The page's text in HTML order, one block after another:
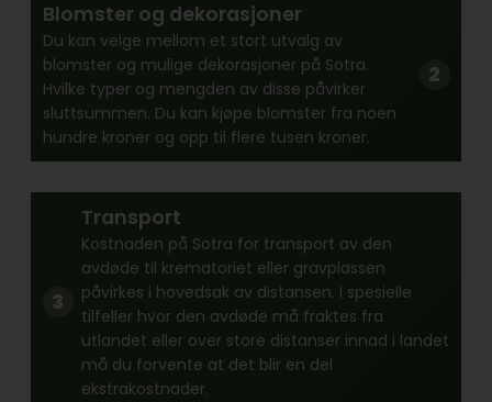
Blomster og dekorasjoner
Du kan velge mellom et stort utvalg av
blomster og mulige dekorasjoner på Sotra.
Hvilke typer og mengden av disse påvirker
sluttsummen. Du kan kjøpe blomster fra noen
hundre kroner og opp til flere tusen kroner.
Transport
Kostnaden på Sotra for transport av den
avdøde til krematoriet eller gravplassen
påvirkes i hovedsak av distansen. I spesielle
tilfeller hvor den avdøde må fraktes fra
utlandet eller over store distanser innad i landet
må du forvente at det blir en del
ekstrakostnader.